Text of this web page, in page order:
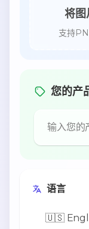
将图
支持
您的产
语言